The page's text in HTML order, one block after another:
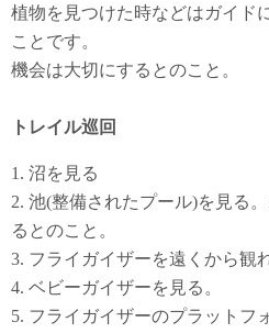
植物を見つけた時などはガイド
ことです。
機会は大切にするとのこと。
トレイル巡回
1. 沼を見る
2. 池(整備されたプール)を見る
るとのこと。
3. フライガイザーを遠くから観
4. ベビーガイザーを見る。
5. フライガイザーのプラットフ